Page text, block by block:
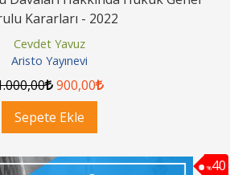
Kararları - 2022
Cevdet Yavuz
Aristo Yayınevi
,00 900,00
Sepete Ekle
%40